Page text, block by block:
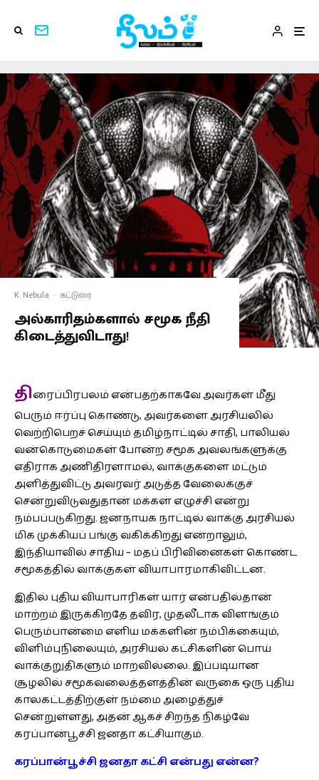
K. Nebula · கட்டுரை
அல்காரிதம்களால் சமூக நீதி
கிடைத்துவிடாது!
திரைப்பிரபலம் என்பதற்காகவே அவர்கள் மீது
பெரும் ஈர்ப்பு கொண்டு, அவர்களை அரசியலில்
வெற்றிபெறச் செய்யும் தமிழ்நாட்டில் சாதி, பாலியல்
வன்கொடுமைகள் போன்ற சமூக அவலங்களுக்கு
எதிராக அணிதிரளாமல், வாக்குகளை மட்டும்
அளித்துவிட்டு அவரவர் அடுத்த வேலைக்குச்
சென்றுவிடுவதுதான் மக்கள் எழுச்சி என்று
நம்பப்படுகிறது. ஜனநாயக நாட்டில் வாக்கு அரசியல்
மிக முக்கியப் பங்கு வகிக்கிறது என்றாலும்,
இந்தியாவில் சாதிய – மதப் பிரிவினைகள் கொண்ட
சமூகத்தில் வாக்குகள் வியாபாரமாகிவிட்டன.
இதில் புதிய வியாபாரிகள் யார் என்பதில்தான்
மாற்றம் இருக்கிறதே தவிர, முதலீடாக விளங்கும்
பெரும்பான்மை எளிய மக்களின் நம்பிக்கையும்,
விளிம்புநிலையும், அரசியல் கட்சிகளின் பொய்
வாக்குறுதிகளும் மாறவில்லை. இப்படியான
சூழலில் சமூகவலைத்தளத்தின் வருகை ஒரு புதிய
காலகட்டத்திற்குள் நம்மை அழைத்துச்
சென்றுள்ளது, அதன் ஆகச் சிறந்த நிகழ்வே
கரப்பான்பூச்சி ஜனதா கட்சியாகும்.
கரப்பான்பூச்சி ஜனதா கட்சி என்பது என்ன?